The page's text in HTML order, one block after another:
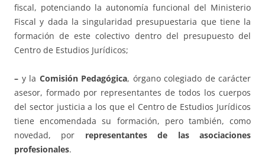
fiscal, potenciando la autonomía funcional del Ministerio
Fiscal y dada la singularidad presupuestaria que tiene la
formación de este colectivo dentro del presupuesto del
Centro de Estudios Jurídicos;
– y la Comisión Pedagógica, órgano colegiado de carácter
asesor, formado por representantes de todos los cuerpos
del sector justicia a los que el Centro de Estudios Jurídicos
tiene encomendada su formación, pero también, como
novedad, por representantes de las asociaciones
profesionales.